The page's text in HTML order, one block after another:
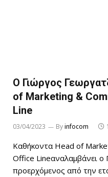
O Γιώργος
of Marketing &
Line
03/04/2023 Byinfocom
Καθήκοντα Head of
Office Lineαναλαμβάνει ο
προερχόμενος από την